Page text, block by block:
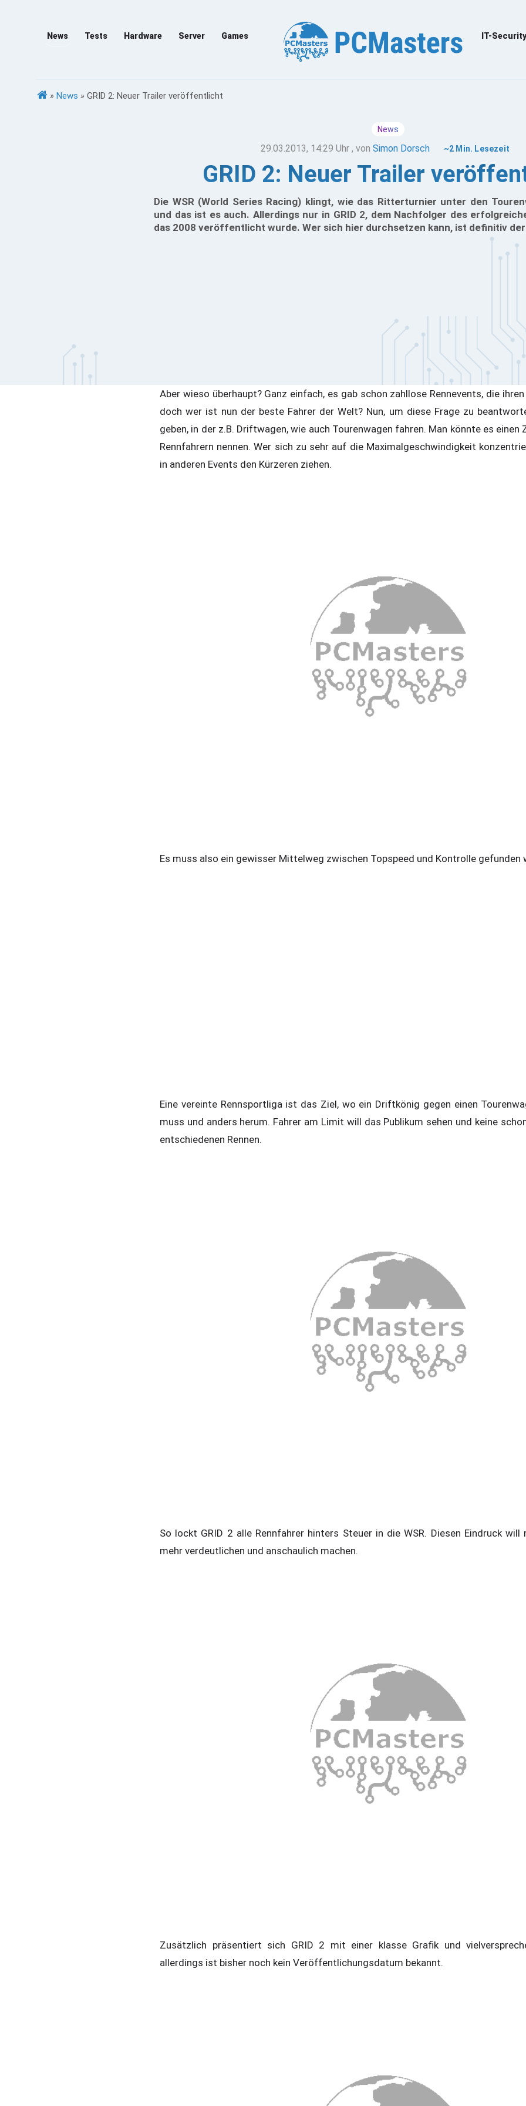
News Tests Hardware Server Games IT-Security
» News » GRID 2: Neuer Trailer veröffentlicht
News
29.03.2013, 14:29 Uhr , von Simon Dorsch ~2 Min. Lesezeit
GRID 2: Neuer Trailer
Die WSR (World Series Racing) klingt, wie das Ritterturnier unter den
und das ist es auch. Allerdings nur in GRID 2, dem Nachfolger des
das 2008 veröffentlicht wurde. Wer sich hier durchsetzen kann, ist definitiv
Aber wieso überhaupt? Ganz einfach, es gab schon zahllose Rennevents, die
doch wer ist nun der beste Fahrer der Welt? Nun, um diese Frage zu
geben, in der z.B. Driftwagen, wie auch Tourenwagen fahren. Man könnte es einen
Rennfahrern nennen. Wer sich zu sehr auf die Maximalgeschwindigkeit
in anderen Events den Kürzeren ziehen.
Es muss also ein gewisser Mittelweg zwischen Topspeed und Kontrolle gefunden
Eine vereinte Rennsportliga ist das Ziel, wo ein Driftkönig gegen einen
muss und anders herum. Fahrer am Limit will das Publikum sehen und keine
entschiedenen Rennen.
So lockt GRID 2 alle Rennfahrer hinters Steuer in die WSR. Diesen Eindruck
mehr verdeutlichen und anschaulich machen.
Zusätzlich präsentiert sich GRID 2 mit einer klasse Grafik und
allerdings ist bisher noch kein Veröffentlichungsdatum bekannt.